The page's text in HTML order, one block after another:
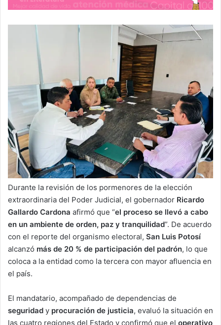
Durante la revisión de los pormenores de la elección
extraordinaria del Poder Judicial, el gobernador Ricardo
Gallardo Cardona afirmó que “el proceso se llevó a cabo
en un ambiente de orden, paz y tranquilidad”. De acuerdo
con el reporte del organismo electoral, San Luis Potosí
alcanzó más de 20 % de participación del padrón, lo que
coloca a la entidad como la tercera con mayor afluencia en
el país.
El mandatario, acompañado de dependencias de
seguridad y procuración de justicia, evaluó la situación en
las cuatro regiones del Estado y confirmó que el operativo